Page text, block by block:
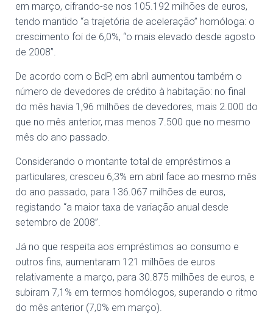
em março, cifrando-se nos 105.192 milhões de euros,
tendo mantido “a trajetória de aceleração” homóloga: o
crescimento foi de 6,0%, “o mais elevado desde agosto
de 2008”.
De acordo com o BdP, em abril aumentou também o
número de devedores de crédito à habitação: no final
do mês havia 1,96 milhões de devedores, mais 2.000 do
que no mês anterior, mas menos 7.500 que no mesmo
mês do ano passado.
Considerando o montante total de empréstimos a
particulares, cresceu 6,3% em abril face ao mesmo mês
do ano passado, para 136.067 milhões de euros,
registando “a maior taxa de variação anual desde
setembro de 2008”.
Já no que respeita aos empréstimos ao consumo e
outros fins, aumentaram 121 milhões de euros
relativamente a março, para 30.875 milhões de euros, e
subiram 7,1% em termos homólogos, superando o ritmo
do mês anterior (7,0% em março).